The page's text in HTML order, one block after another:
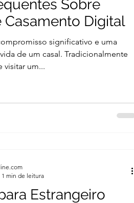
Sobre
Casamento Digital
significativo e uma
de um casal. Tradicionalmente
visitar um...
Estrangeiro
1 min de leitura